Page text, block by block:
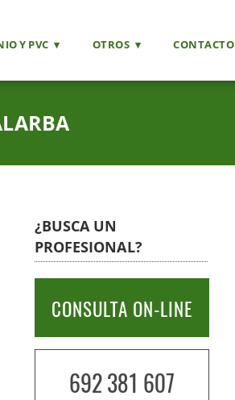
Y PVC OTROS CONTACTO
¿BUSCA UN
PROFESIONAL?
CONSULTA ON-LINE
692 381 607